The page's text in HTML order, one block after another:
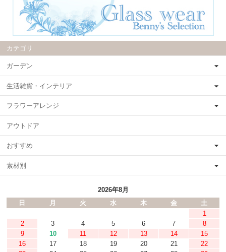
カテゴリ
ガーデン
生活雑貨・インテリア
フラワーアレンジ
アウトドア
おすすめ
素材別
2026年8月
日
月 火 水 木 金
土
1
2
3 4 5 6 7
8
9
10 11 12 13 14
15
16
17 18 19 20 21
22